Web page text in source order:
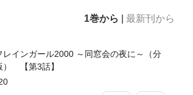
1巻から 最新刊から
レインガール2000 ～同窓会の夜に～（分
） 【第3話】